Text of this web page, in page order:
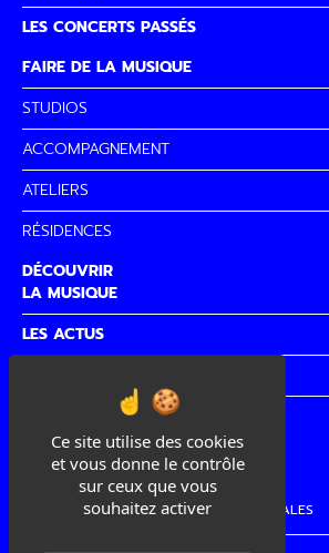
Ce site utilise des cookies
et vous donne le contrôle
sur ceux que vous
souhaitez activer
LES CONCERTS PASSÉS
FAIRE DE LA MUSIQUE
STUDIOS
ACCOMPAGNEMENT
ATELIERS
RÉSIDENCES
DÉCOUVRIR
LA MUSIQUE
LES ACTUS
LA MUSIQUE
MENTIONS LÉGALES